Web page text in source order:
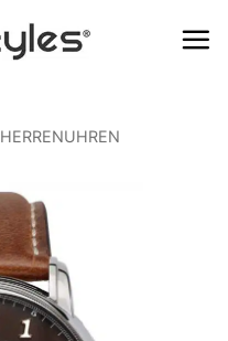
HERRENUHREN